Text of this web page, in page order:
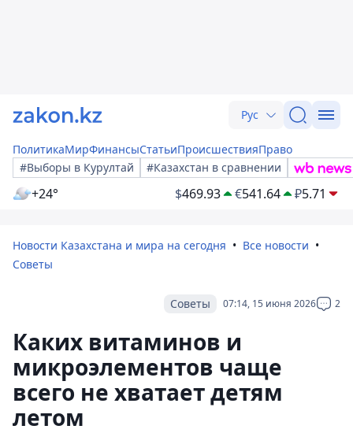
Рус
ПолитикаМирФинансыСтатьиПроисшествияПраво
#Выборы в Курултай
#Казахстан в сравнении
+24° $469.93 €541.64 ₽5.71
Новости Казахстана и мира на сегодня
Все новости
Советы
07:14, 15 июня 2026 2
Советы
Каких витаминов и
микроэлементов чаще
всего не хватает детям
летом